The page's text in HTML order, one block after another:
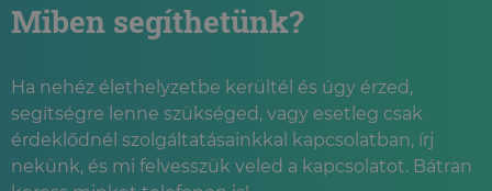
Miben segíthetünk?
Ha nehéz élethelyzetbe kerültél és úgy érzed,
segítségre lenne szükséged, vagy esetleg csak
érdeklődnél szolgáltatásainkkal kapcsolatban, írj
nekünk, és mi felvesszük veled a kapcsolatot. Bátran